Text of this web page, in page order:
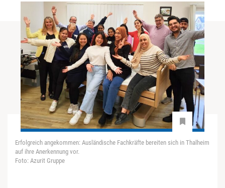
Erfolgreich angekommen: Ausländische Fachkräfte bereiten sich in Thalheim
auf ihre Anerkennung vor.
Foto: Azurit Gruppe